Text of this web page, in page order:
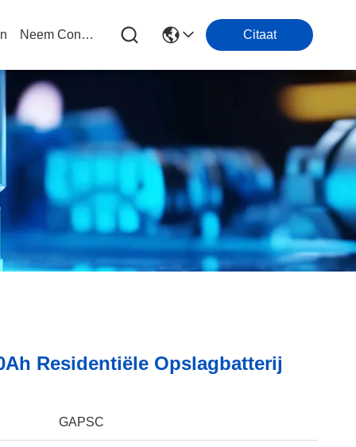
Neem Contact Met Ons Op Citaat
Residentiële Opslagbatterij
GAPSC